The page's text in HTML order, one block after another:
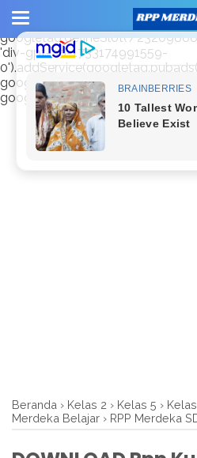
window.googletag =
googletag.cmd.push(function() {
googletag.defineSlot('/
'div-gpt-ad-1733174991559-
googletag.enableServices(); });
Beranda › Kelas 2 › Kelas 5 ›
Merdeka Belajar › RPP Merdeka